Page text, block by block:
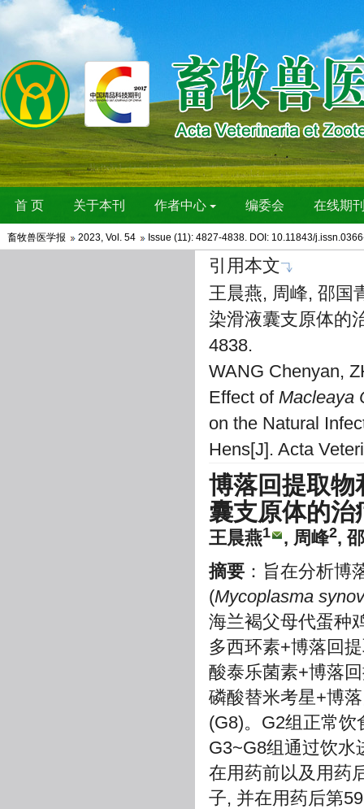
畜牧兽医学报 2023, Vol. 54 Issue (11): 4827-4838. DOI: 10.11843/
引用本文
王晨燕, 周峰, 邵国
染滑液囊支原体的
4838.
WANG Chenyan,
Effect of Macleaya
on the Natural
Hens[J]. Acta
博落回提取物
囊支原体的治
王晨燕1 , 周峰2,
摘要 ：旨在分析博
(Mycoplasma
海兰褐父母代蛋种
多西环素+博落回
酸泰乐菌素+博落
磷酸替米考星+博
(G8)。G2组正常
G3~G8组通过饮水
在用药前以及用药
子, 并在用药后第